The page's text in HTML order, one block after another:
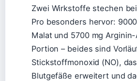
Zwei Wirkstoffe stechen
Pro besonders hervor:
Malat und 5700 mg Arginin-
Portion – beides sind
Stickstoffmonoxid (NO),
Blutgefäße erweitert und